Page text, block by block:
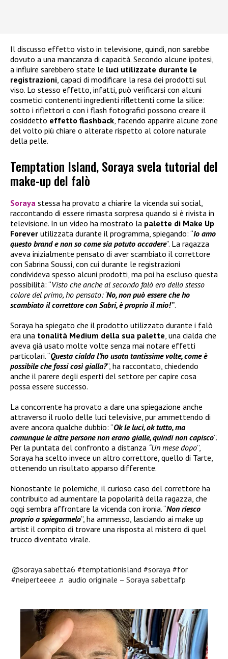
Il discusso effetto visto in televisione, quindi, non sarebbe
dovuto a una mancanza di capacità. Secondo alcune ipotesi,
a influire sarebbero state le luci utilizzate durante le
registrazioni , capaci di modificare la resa dei prodotti sul
viso. Lo stesso effetto, infatti, può verificarsi con alcuni
cosmetici contenenti ingredienti riflettenti come la silice:
sotto i riflettori o con i flash fotografici possono creare il
cosiddetto effetto flashback , facendo apparire alcune zone
del volto più chiare o alterate rispetto al colore naturale
della pelle.
Temptation Island, Soraya svela tutorial del
make-up del falò
Soraya stessa ha provato a chiarire la vicenda sui social,
raccontando di essere rimasta sorpresa quando si è rivista in
televisione. In un video ha mostrato la palette di Make Up
Forever utilizzata durante il programma, spiegando: “Io amo
questo brand e non so come sia potuto accadere”. La ragazza
aveva inizialmente pensato di aver scambiato il correttore
con Sabrina Soussi, con cui durante le registrazioni
condivideva spesso alcuni prodotti, ma poi ha escluso questa
possibilità: “Visto che anche al secondo falò ero dello stesso
colore del primo, ho pensato: ‘No, non può essere che ho
scambiato il correttore con Sabri, è proprio il mio!’”.
Soraya ha spiegato che il prodotto utilizzato durante i falò
era una tonalità Medium della sua palette, una cialda che
aveva già usato molte volte senza mai notare effetti
particolari. “Questa cialda l’ho usata tantissime volte, come è
possibile che fossi così gialla?”, ha raccontato, chiedendo
anche il parere degli esperti del settore per capire cosa
possa essere successo.
La concorrente ha provato a dare una spiegazione anche
attraverso il ruolo delle luci televisive, pur ammettendo di
avere ancora qualche dubbio: “Ok le luci, ok tutto, ma
comunque le altre persone non erano gialle, quindi non capisco”.
Per la puntata del confronto a distanza “Un mese dopo”,
Soraya ha scelto invece un altro correttore, quello di Tarte,
ottenendo un risultato apparso differente.
Nonostante le polemiche, il curioso caso del correttore ha
contribuito ad aumentare la popolarità della ragazza, che
oggi sembra affrontare la vicenda con ironia. “Non riesco
proprio a spiegarmelo”, ha ammesso, lasciando ai make up
artist il compito di trovare una risposta al mistero di quel
trucco diventato virale.
@soraya.sabetta6 #temptationisland #soraya #for
#neiperteeee ♬ audio originale – Soraya sabettafp